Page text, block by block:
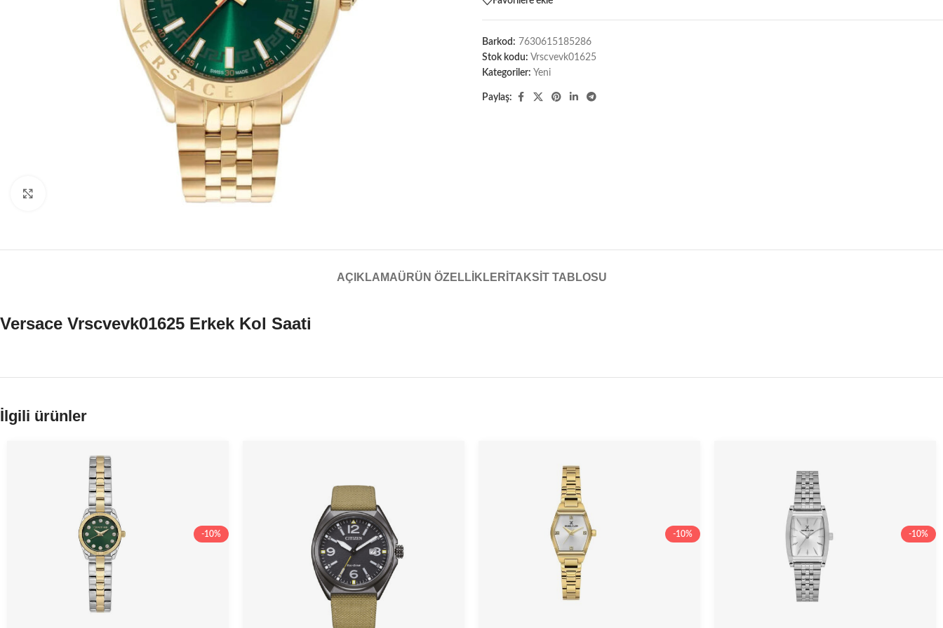
Barkod: 7630615185286
Stok kodu: Vrscvevk01625
Kategoriler: Yeni
Paylaş:
AÇIKLAMAÜRÜN ÖZELLIKLERI TAKSIT TABLOSU
Versace Vrscvevk01625 Erkek Kol Saati
İlgili ürünler
-10% -10% -10%